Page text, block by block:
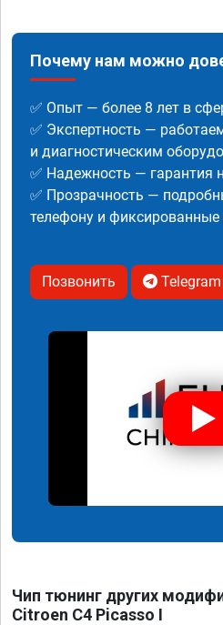
Почему нам можно
✅ Опыт — более 8 лет в
✅ Экспертность —
и диагностическим
✅ Надежность — гарантия
✅ Прозрачность —
телефону и фиксированные
Позвонить Telegram
Чип тюнинг других
Citroen C4 Picasso I